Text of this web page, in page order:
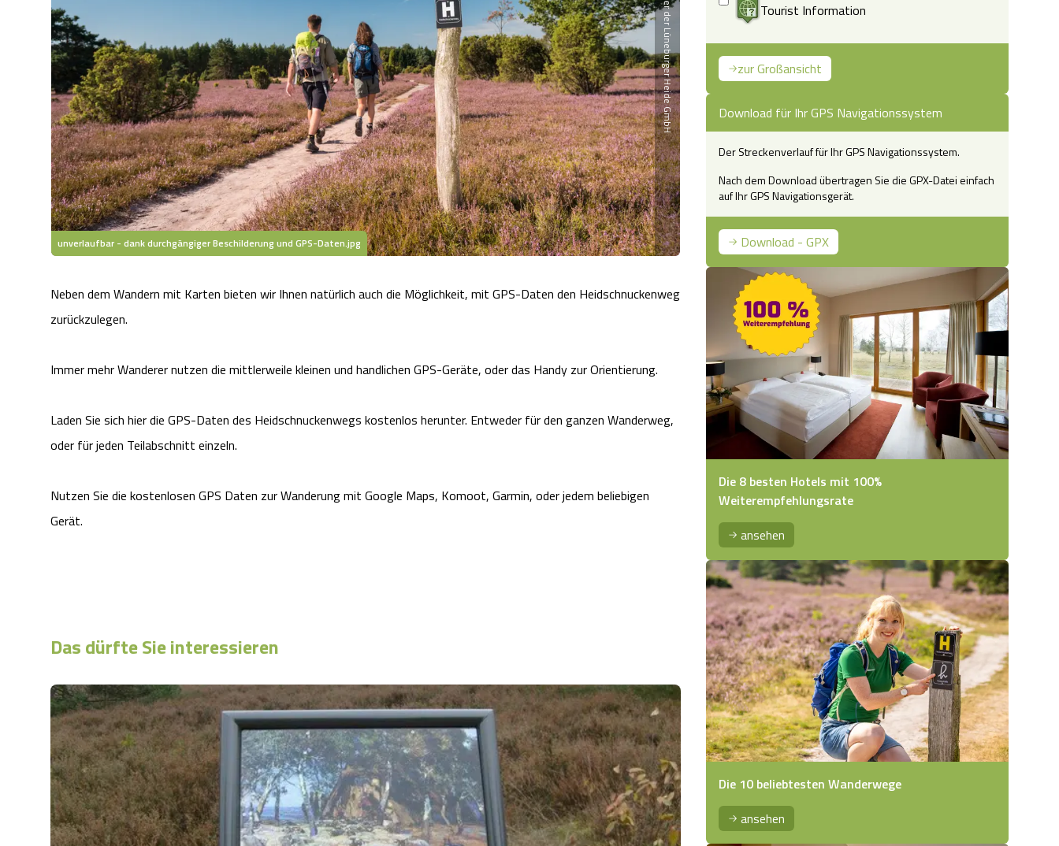
unverlaufbar - dank durchgängiger Beschilderung und GPS-Daten.jpg
Partner der Lüneburger Heide GmbH
Neben dem Wandern mit Karten bieten wir Ihnen natürlich auch die Möglichkeit, mit GPS-Daten den Heidschnuckenweg
zurückzulegen.
Immer mehr Wanderer nutzen die mittlerweile kleinen und handlichen GPS-Geräte, oder das Handy zur Orientierung.
Laden Sie sich hier die GPS-Daten des Heidschnuckenwegs kostenlos herunter. Entweder für den ganzen Wanderweg,
oder für jeden Teilabschnitt einzeln.
Nutzen Sie die kostenlosen GPS Daten zur Wanderung mit Google Maps, Komoot, Garmin, oder jedem beliebigen
Gerät.
Das dürfte Sie interessieren
Tourist Information
zur Großansicht
Download für Ihr GPS Navigationssystem
Der Streckenverlauf für Ihr GPS Navigationssystem.
Nach dem Download übertragen Sie die GPX-Datei einfach
auf Ihr GPS Navigationsgerät.
Download - GPX
Die 8 besten Hotels mit 100%
Weiterempfehlungsrate
ansehen
Die 10 beliebtesten Wanderwege
ansehen